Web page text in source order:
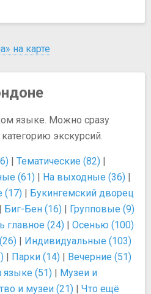
на карте
языке. Можно сразу
экскурсий.
| Тематические (82) |
(61) | На выходные (36) |
(17) | Букингемский дворец
| Биг-Бен (16) | Групповые (9)
главное (24) | Осенью (100)
| Индивидуальные (103)
| Парки (14) | Вечерние (51)
языке (51) | Музеи и
и музеи (21) | Что ещё